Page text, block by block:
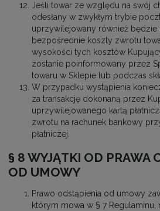
Jeśli towar ze względu na swój
odesłany w zwykłym trybie
uprzywilejowany również będzie
bezpośrednie koszty zwrotu
wysokości tych kosztów
zostanie poinformowany przez
towaru w Sklepie lub podczas
W przypadku wystąpienia
za transakcję dokonaną przez
uprzywilejowanego kartą
zwrotu na rachunek bankowy
płatniczej.
§ 8 WYJĄTKI OD PRAWA
OD UMOWY
Prawo odstąpienia od umowy
którym mowa w § 7 Regulaminu,